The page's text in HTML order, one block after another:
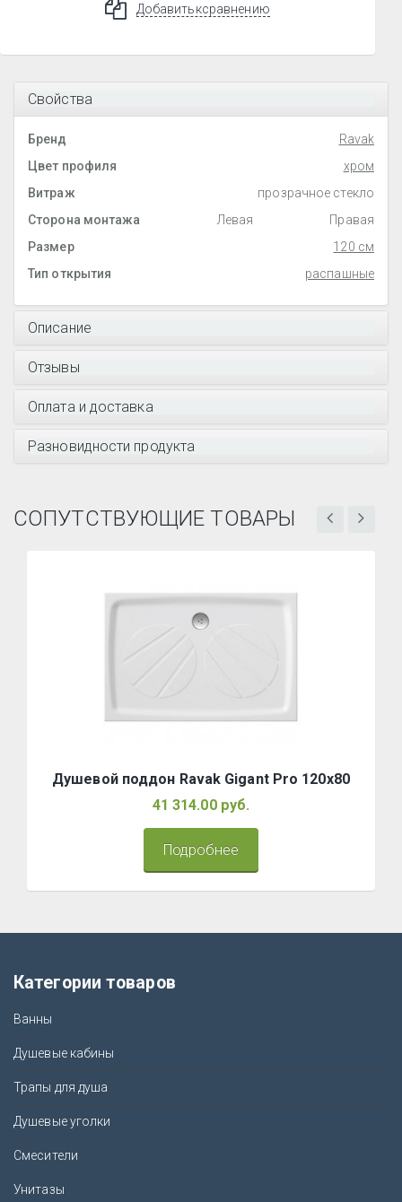
Добавить к сравнению
Свойства
Бренд
Ravak
Цвет профиля
хром
Витраж
прозрачное стекло
Сторона монтажа
Левая
Правая
Размер
120 см
Тип открытия
распашные
Описание
Отзывы
Оплата и доставка
Разновидности продукта
СОПУТСТВУЮЩИЕ ТОВАРЫ
Душевой поддон Ravak Gigant Pro 120x80
41 314.00 руб.
Подробнее
Категории товаров
Ванны
Душевые кабины
Трапы для душа
Душевые уголки
Смесители
Унитазы